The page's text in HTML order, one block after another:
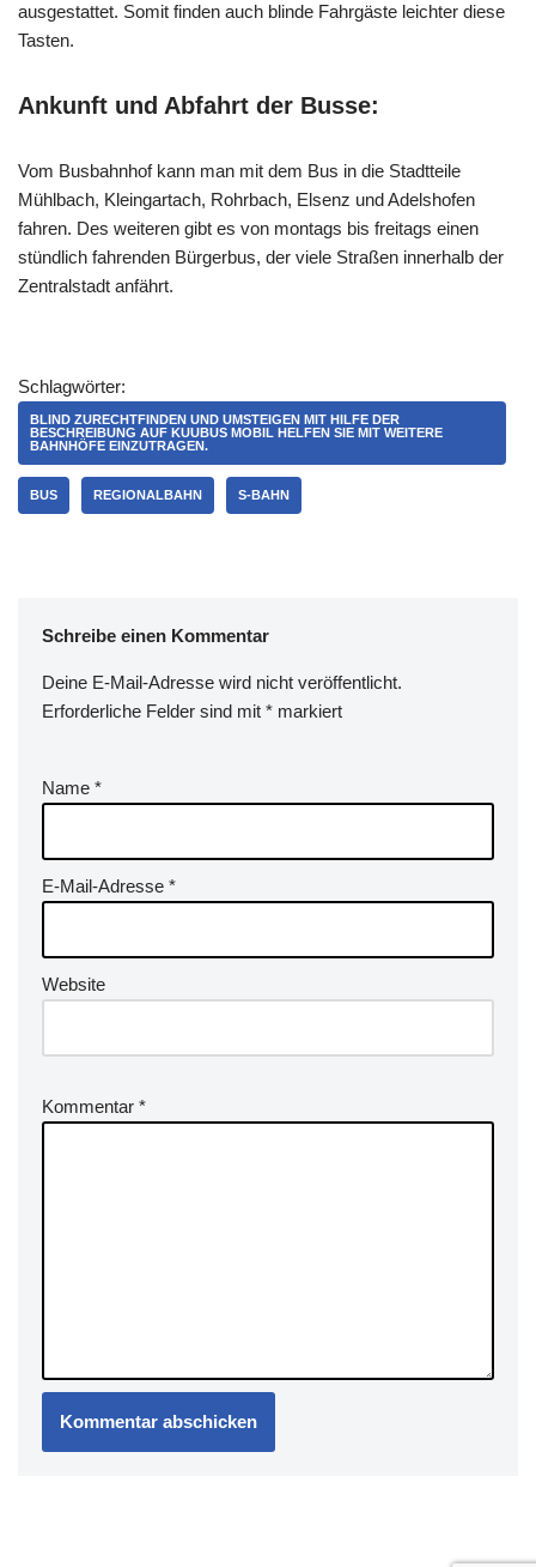
ausgestattet. Somit finden auch blinde Fahrgäste leichter diese
Tasten.
Ankunft und Abfahrt der Busse:
Vom Busbahnhof kann man mit dem Bus in die Stadtteile
Mühlbach, Kleingartach, Rohrbach, Elsenz und Adelshofen
fahren. Des weiteren gibt es von montags bis freitags einen
stündlich fahrenden Bürgerbus, der viele Straßen innerhalb der
Zentralstadt anfährt.
Schlagwörter:
BLIND ZURECHTFINDEN UND UMSTEIGEN MIT HILFE DER
BESCHREIBUNG AUF KUUBUS MOBIL HELFEN SIE MIT WEITERE
BAHNHÖFE EINZUTRAGEN.
BUS REGIONALBAHN S-BAHN
Schreibe einen Kommentar
Deine E-Mail-Adresse wird nicht veröffentlicht.
Erforderliche Felder sind mit * markiert
Name *
E-Mail-Adresse *
Website
Kommentar *